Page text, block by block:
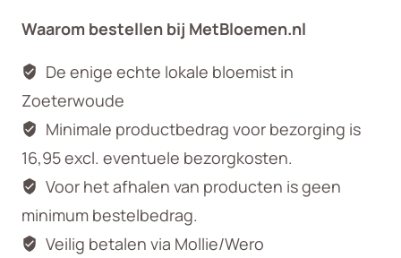
Waarom bestellen bij MetBloemen.nl
De enige echte lokale bloemist in
Zoeterwoude
Minimale productbedrag voor bezorging is
16,95 excl. eventuele bezorgkosten.
Voor het afhalen van producten is geen
minimum bestelbedrag.
Veilig betalen via Mollie/Wero